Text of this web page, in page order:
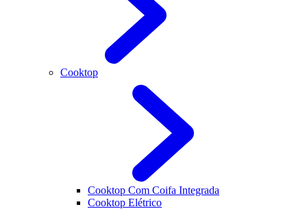
Cooktop
Cooktop Com Coifa Integrada
Cooktop Elétrico